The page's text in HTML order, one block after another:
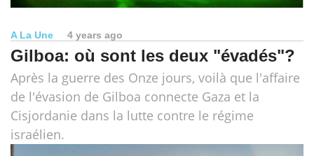
A La Une 4 years ago
Gilboa: où sont les deux "évadés"?
Après la guerre des Onze jours, voilà que l'affaire
de l'évasion de Gilboa connecte Gaza et la
Cisjordanie dans la lutte contre le régime
israélien.